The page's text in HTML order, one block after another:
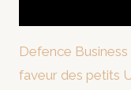
Defence
faveur des petits